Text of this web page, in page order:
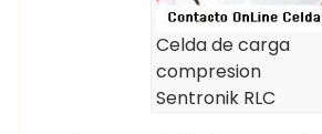
Celda de carga
compresion
Sentronik RLC